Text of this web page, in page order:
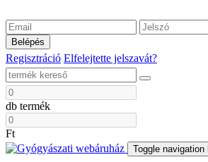
Belépés
Regisztráció Elfelejtette jelszavát?
db termék
Ft
Toggle navigation